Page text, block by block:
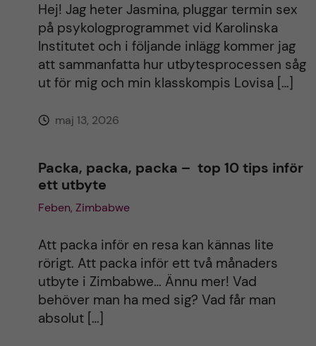
Hej! Jag heter Jasmina, pluggar termin sex
på psykologprogrammet vid Karolinska
Institutet och i följande inlägg kommer jag
att sammanfatta hur utbytesprocessen såg
ut för mig och min klasskompis Lovisa […]
maj 13, 2026
Packa, packa, packa – top 10 tips inför
ett utbyte
Feben, Zimbabwe
Att packa inför en resa kan kännas lite
rörigt. Att packa inför ett två månaders
utbyte i Zimbabwe… Ännu mer! Vad
behöver man ha med sig? Vad får man
absolut […]